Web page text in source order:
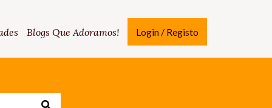
Blogs Que Adoramos! Login / Registo